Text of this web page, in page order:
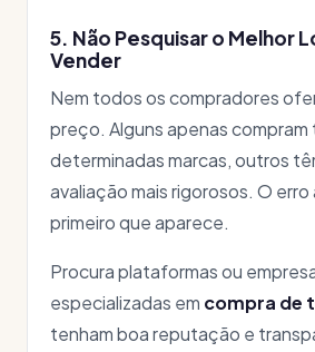
5. Não Pesquisar o Melhor
Vender
Nem todos os compradores
preço. Alguns apenas compram
determinadas marcas, outros
avaliação mais rigorosos. O erro
primeiro que aparece.
Procura plataformas ou
especializadas em compra de
tenham boa reputação e